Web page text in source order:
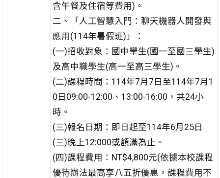
含午餐及住宿等費用)。
二、「人工智慧入門：聊天機器人開發與
應用(114年暑假班)」：
(一)招收對象：國中學生(國一至國三學生)
及高中職學生(高一至高三學生)。
(二)課程時間：114年7月7日至114年7月1
0日09:00-12:00、13:00-16:00，共24小
時。
(三)報名日期：即日起至114年6月25日
(三)晚上12:000或額滿為止。
(四)課程費用：NT$4,800元(依據本校課程
優待辦法最高享八五折優惠，課程費用不